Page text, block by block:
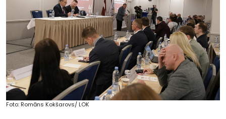
Foto: Romāns Kokšarovs/ LOK